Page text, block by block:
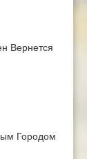
Вернется
Городом